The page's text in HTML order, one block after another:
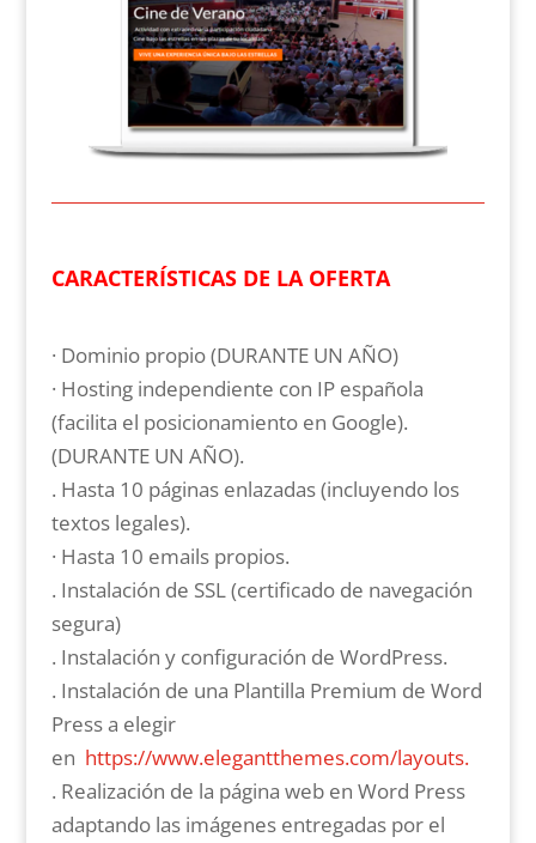
CARACTERÍSTICAS DE LA OFERTA
· Dominio propio (DURANTE UN AÑO)
· Hosting independiente con IP española
(facilita el posicionamiento en Google).
(DURANTE UN AÑO).
. Hasta 10 páginas enlazadas (incluyendo los
textos legales).
· Hasta 10 emails propios.
. Instalación de SSL (certificado de navegación
segura)
. Instalación y configuración de WordPress.
. Instalación de una Plantilla Premium de Word
Press a elegir
en https://www.elegantthemes.com/layouts.
. Realización de la página web en Word Press
adaptando las imágenes entregadas por el